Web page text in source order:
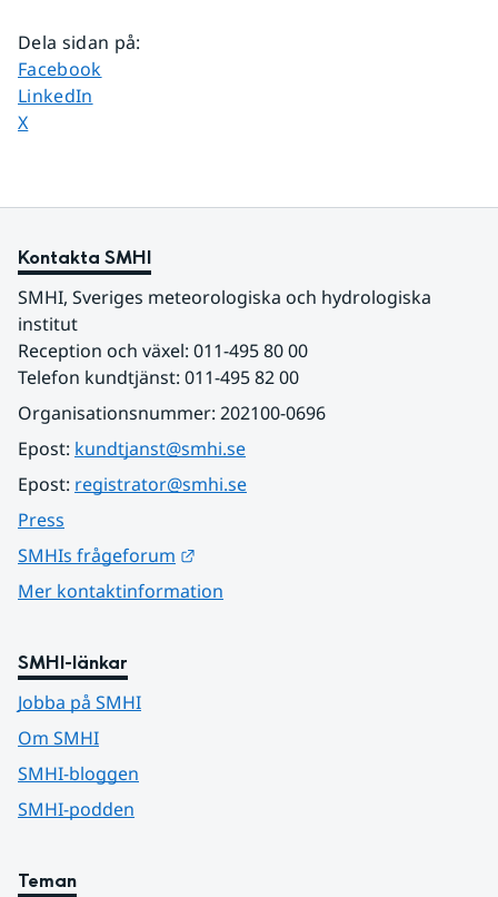
Dela sidan på:
Dela sidan på
Facebook
Dela sidan på
LinkedIn
Dela sidan på
X
Kontakta SMHI
SMHI, Sveriges meteorologiska och hydrologiska
institut
Reception och växel: 011-495 80 00
Telefon kundtjänst: 011-495 82 00
Organisationsnummer: 202100-0696
Epost: kundtjanst@smhi.se
Epost: registrator@smhi.se
Press
SMHIs frågeforum
Mer kontaktinformation
SMHI-länkar
Jobba på SMHI
Om SMHI
SMHI-bloggen
SMHI-podden
Teman